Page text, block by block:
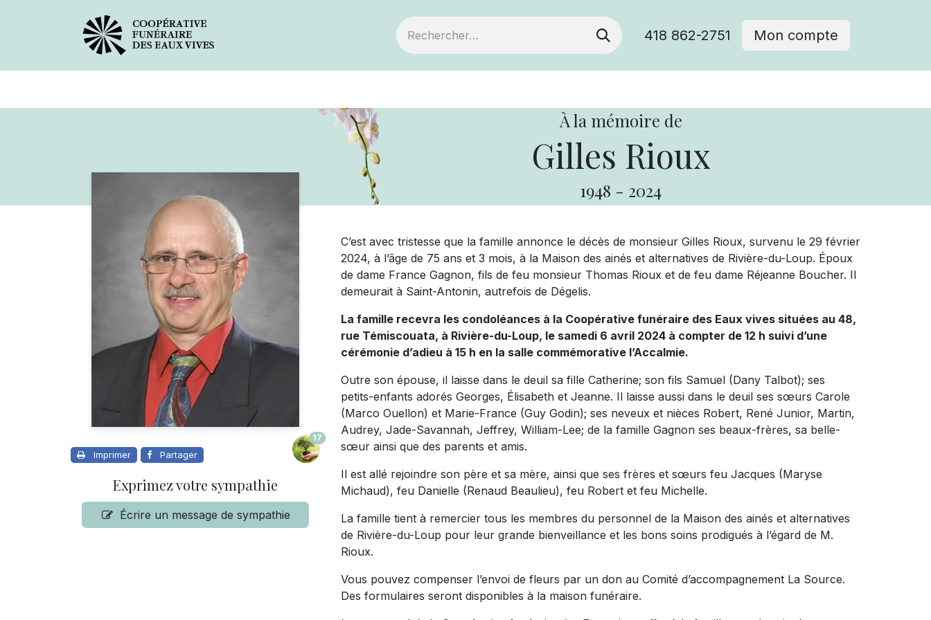
418 862-2751 Mon compte
À la mémoire de
Gilles Rioux
1948 - 2024
Imprimer Partager
17
Exprimez votre sympathie
Écrire un message de sympathie
C’est avec tristesse que la famille annonce le décès de monsieur Gilles Rioux, survenu le 29 février
2024, à l’âge de 75 ans et 3 mois, à la Maison des ainés et alternatives de Rivière-du-Loup. Époux
de dame France Gagnon, fils de feu monsieur Thomas Rioux et de feu dame Réjeanne Boucher. Il
demeurait à Saint-Antonin, autrefois de Dégelis.
La famille recevra les condoléances à la Coopérative funéraire des Eaux vives situées au 48,
rue Témiscouata, à Rivière-du-Loup, le samedi 6 avril 2024 à compter de 12 h suivi d’une
cérémonie d’adieu à 15 h en la salle commémorative l’Accalmie.
Outre son épouse, il laisse dans le deuil sa fille Catherine; son fils Samuel (Dany Talbot); ses
petits-enfants adorés Georges, Élisabeth et Jeanne. Il laisse aussi dans le deuil ses sœurs Carole
(Marco Ouellon) et Marie-France (Guy Godin); ses neveux et nièces Robert, René Junior, Martin,
Audrey, Jade-Savannah, Jeffrey, William-Lee; de la famille Gagnon ses beaux-frères, sa belle-
sœur ainsi que des parents et amis.
Il est allé rejoindre son père et sa mère, ainsi que ses frères et sœurs feu Jacques (Maryse
Michaud), feu Danielle (Renaud Beaulieu), feu Robert et feu Michelle.
La famille tient à remercier tous les membres du personnel de la Maison des ainés et alternatives
de Rivière-du-Loup pour leur grande bienveillance et les bons soins prodigués à l’égard de M.
Rioux.
Vous pouvez compenser l’envoi de fleurs par un don au Comité d’accompagnement La Source.
Des formulaires seront disponibles à la maison funéraire.